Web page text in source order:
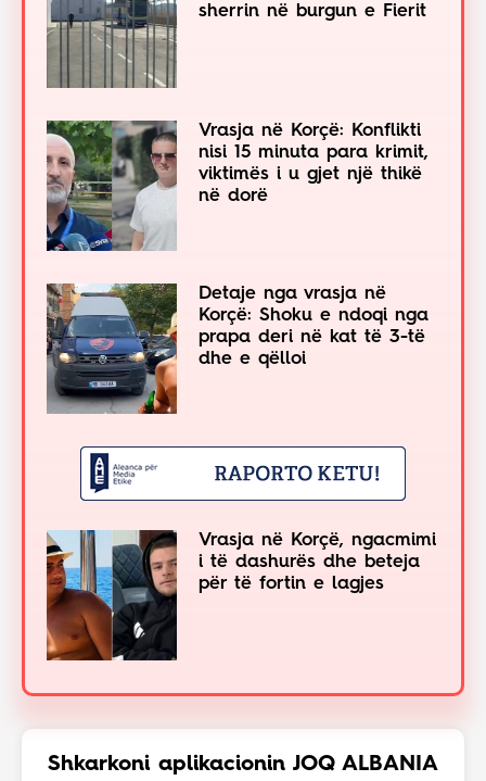
sherrin në burgun e Fierit
Vrasja në Korçë: Konflikti
nisi 15 minuta para krimit,
viktimës i u gjet një thikë
në dorë
Detaje nga vrasja në
Korçë: Shoku e ndoqi nga
prapa deri në kat të 3-të
dhe e qëlloi
Vrasja në Korçë, ngacmimi
i të dashurës dhe beteja
për të fortin e lagjes
Shkarkoni aplikacionin JOQ ALBANIA